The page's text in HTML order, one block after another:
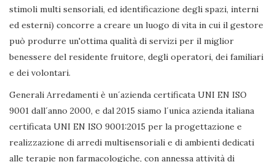
stimoli multi sensoriali, ed identificazione degli spazi, interni
ed esterni) concorre a creare un luogo di vita in cui il gestore
può produrre un'ottima qualità di servizi per il miglior
benessere del residente fruitore, degli operatori, dei familiari
e dei volontari.
Generali Arredamenti è un´azienda certificata UNI EN ISO
9001 dall´anno 2000, e dal 2015 siamo l´unica azienda italiana
certificata UNI EN ISO 9001:2015 per la progettazione e
realizzazione di arredi multisensoriali e di ambienti dedicati
alle terapie non farmacologiche, con annessa attività di